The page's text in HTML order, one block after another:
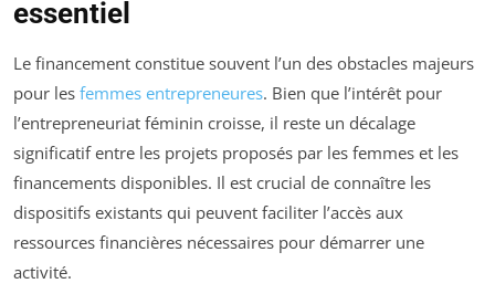
essentiel
Le financement constitue souvent l’un des obstacles majeurs
pour les femmes entrepreneures. Bien que l’intérêt pour
l’entrepreneuriat féminin croisse, il reste un décalage
significatif entre les projets proposés par les femmes et les
financements disponibles. Il est crucial de connaître les
dispositifs existants qui peuvent faciliter l’accès aux
ressources financières nécessaires pour démarrer une
activité.